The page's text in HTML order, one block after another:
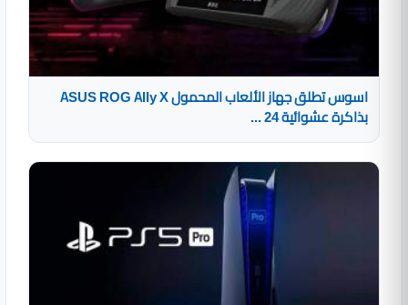
اسوس تطلق جهاز الألعاب المحمول ASUS ROG Ally X
بذاكرة عشوائية 24 ...